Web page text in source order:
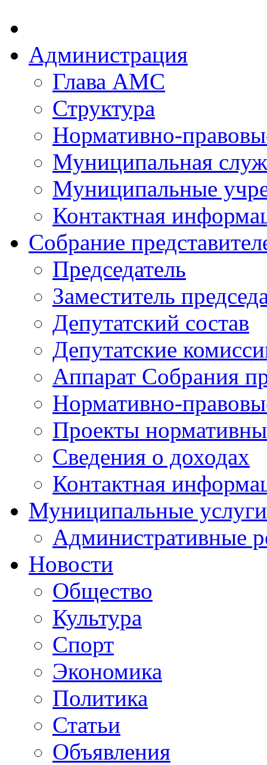
Администрация
Глава АМС
Структура
Нормативно-
Муниципальная
Муниципальные
Контактная
Собрание
Председатель
Заместитель
Депутатский состав
Депутатские
Аппарат Собрания
Нормативно-
Проекты
Сведения о доходах
Контактная
Муниципальные услуги
Административные
Новости
Общество
Культура
Спорт
Экономика
Политика
Статьи
Объявления